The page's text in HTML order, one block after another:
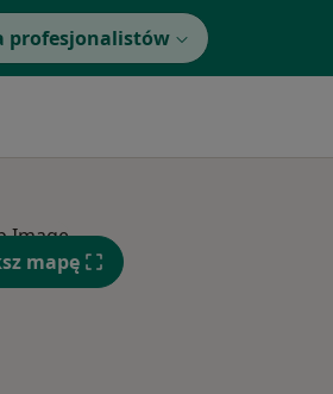
profesjonalistów
mapę